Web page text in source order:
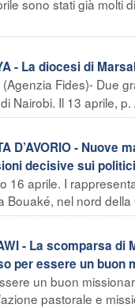
sono stati già molti
- La diocesi di
(Agenzia Fides)- Due
Nairobi. Il 13 aprile,
D’AVORIO -
decisive sui
16 aprile. I
Bouaké, nel nord della
- La scomparsa
per essere un buon
un buon
pastorale e